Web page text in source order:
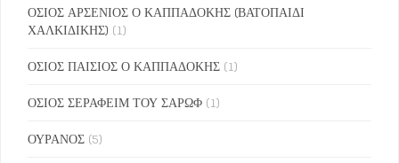
ΟΣΙΟΣ ΑΡΣΕΝΙΟΣ Ο ΚΑΠΠΑΔΟΚΗΣ (ΒΑΤΟΠΑΙΔΙ
ΧΑΛΚΙΔΙΚΗΣ) (1)
ΟΣΙΟΣ ΠΑΙΣΙΟΣ Ο ΚΑΠΠΑΔΟΚΗΣ (1)
ΟΣΙΟΣ ΣΕΡΑΦΕΙΜ ΤΟΥ ΣΑΡΩΦ (1)
ΟΥΡΑΝΟΣ (5)